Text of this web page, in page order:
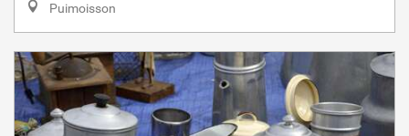
Puimoisson